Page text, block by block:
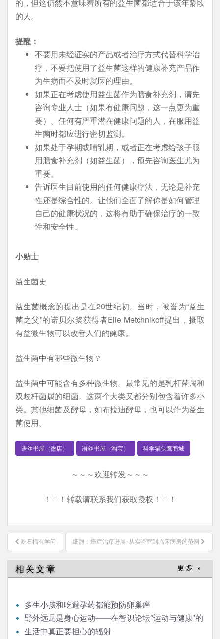
的，但这仍然不意味着所有的益生菌都适合于该年龄段
的人。
提醒：
不要用未经证实的产品或者治疗方式代替科学治
疗，不要把使用了益生菌这样的健康补充产品作
为生病而不及时就医的理由。
如果正在考虑使用益生菌作为膳食补充剂，请先
咨询专业人士（如果有健康问题，这一点更为重
要）。任何有严重潜在健康问题的人，在服用益
生菌时都应进行密切监测。
如果处于孕期或哺乳期，或者正在考虑给孩子服
用膳食补充剂（如益生菌），预先咨询医生尤为
重要。
告诉医生目前使用的任何健康疗法，无论是补充
性还是综合性的。让他们全面了解你是如何管理
自己的健康状况的，这将有助于确保治疗的一致
性和安全性。
小贴士
益生菌史
益生菌概念的提出是在20世纪初。当时，被誉为“益生
菌之父”的诺贝尔奖获得者Elie Metchnikoff提出，摄取
有益微生物可以改善人们的健康。
益生菌中有哪些微生物？
益生菌中可能含有多种微生物。最常见的是乳杆菌属和
双歧杆菌属的细菌。这两个大类又都分别包含着许多小
类。其他细菌及酵母，如布拉迪酵母，也可以作为益生
菌使用。
语丝书屋（微店） 语丝书屋（淘宝） 科学猫头鹰商城
～～～欢迎转发～～～
！！！转载请联系我们获取授权！！！
文
章
导
航
吃石榴有学问 细胞：癌症治疗进展-从实验室到临床病房的范例
相关文章 更多 »
多生小孩和吃避孕药都能预防卵巢癌
野外远足是身心运动——在智识论坛“运动与健康”的
发言生活中真正要担心的辐射